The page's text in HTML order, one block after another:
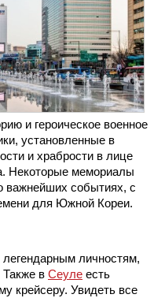
и героическое военное
установленные в
и храбрости в лице
Некоторые мемориалы
важнейших событиях, с
для Южной Кореи.
личностям,
Также в Сеуле есть
крейсеру. Увидеть все